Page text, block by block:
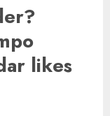
likes